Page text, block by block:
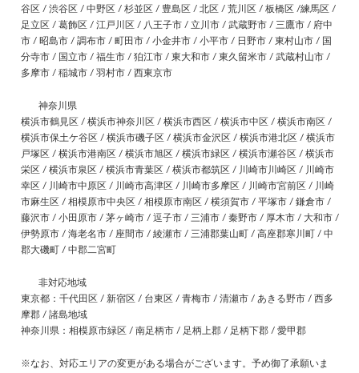
谷区 / 渋谷区 / 中野区 / 杉並区 / 豊島区 / 北区 / 荒川区 / 板橋区 /練馬区 /
足立区 / 葛飾区 / 江戸川区 / 八王子市 / 立川市 / 武蔵野市 / 三鷹市 / 府中
市 / 昭島市 / 調布市 / 町田市 / 小金井市 / 小平市 / 日野市 / 東村山市 / 国
分寺市 / 国立市 / 福生市 / 狛江市 / 東大和市 / 東久留米市 / 武蔵村山市 /
多摩市 / 稲城市 / 羽村市 / 西東京市
神奈川県
横浜市鶴見区 / 横浜市神奈川区 / 横浜市西区 / 横浜市中区 / 横浜市南区 /
横浜市保土ケ谷区 / 横浜市磯子区 / 横浜市金沢区 / 横浜市港北区 / 横浜市
戸塚区 / 横浜市港南区 / 横浜市旭区 / 横浜市緑区 / 横浜市瀬谷区 / 横浜市
栄区 / 横浜市泉区 / 横浜市青葉区 / 横浜市都筑区 / 川崎市川崎区 / 川崎市
幸区 / 川崎市中原区 / 川崎市高津区 / 川崎市多摩区 / 川崎市宮前区 / 川崎
市麻生区 / 相模原市中央区 / 相模原市南区 / 横須賀市 / 平塚市 / 鎌倉市 /
藤沢市 / 小田原市 / 茅ヶ崎市 / 逗子市 / 三浦市 / 秦野市 / 厚木市 / 大和市 /
伊勢原市 / 海老名市 / 座間市 / 綾瀬市 / 三浦郡葉山町 / 高座郡寒川町 / 中
郡大磯町 / 中郡二宮町
非対応地域
東京都：千代田区 / 新宿区 / 台東区 / 青梅市 / 清瀬市 / あきる野市 / 西多
摩郡 / 諸島地域
神奈川県：相模原市緑区 / 南足柄市 / 足柄上郡 / 足柄下郡 / 愛甲郡
※なお、対応エリアの変更がある場合がございます。予め御了承願いま